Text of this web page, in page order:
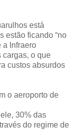
está
estão ficando “no
a Infraero
cargas, o que
custos absurdos
o aeroporto de
30% das
do regime de